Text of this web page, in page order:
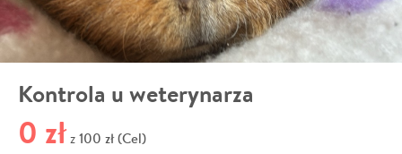
Kontrola u weterynarza
0 zł z 100 zł (Cel)